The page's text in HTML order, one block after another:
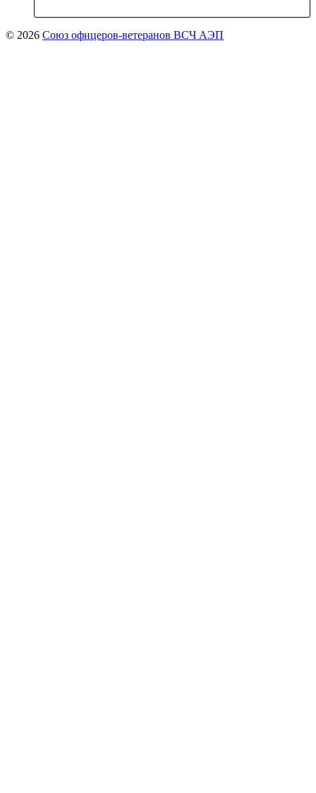
© 2026 Союз офицеров-ветеранов ВСЧ АЭП